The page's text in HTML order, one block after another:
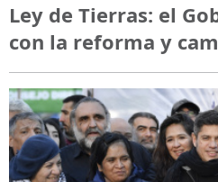
Ley de Tierras: el
con la reforma y